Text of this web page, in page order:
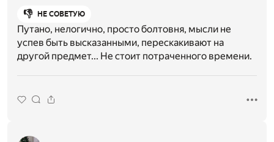
👎 НЕ СОВЕТУЮ
Путано, нелогично, просто болтовня, мысли не
успев быть высказанными, перескакивают на
другой предмет... Не стоит потраченного времени.